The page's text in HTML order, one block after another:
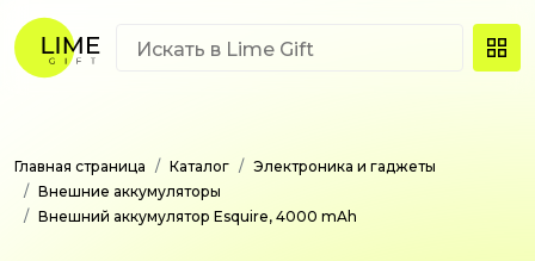
Главная страница Каталог
Электроника и гаджеты
Внешние аккумуляторы
Внешний аккумулятор Esquire, 4000 mAh